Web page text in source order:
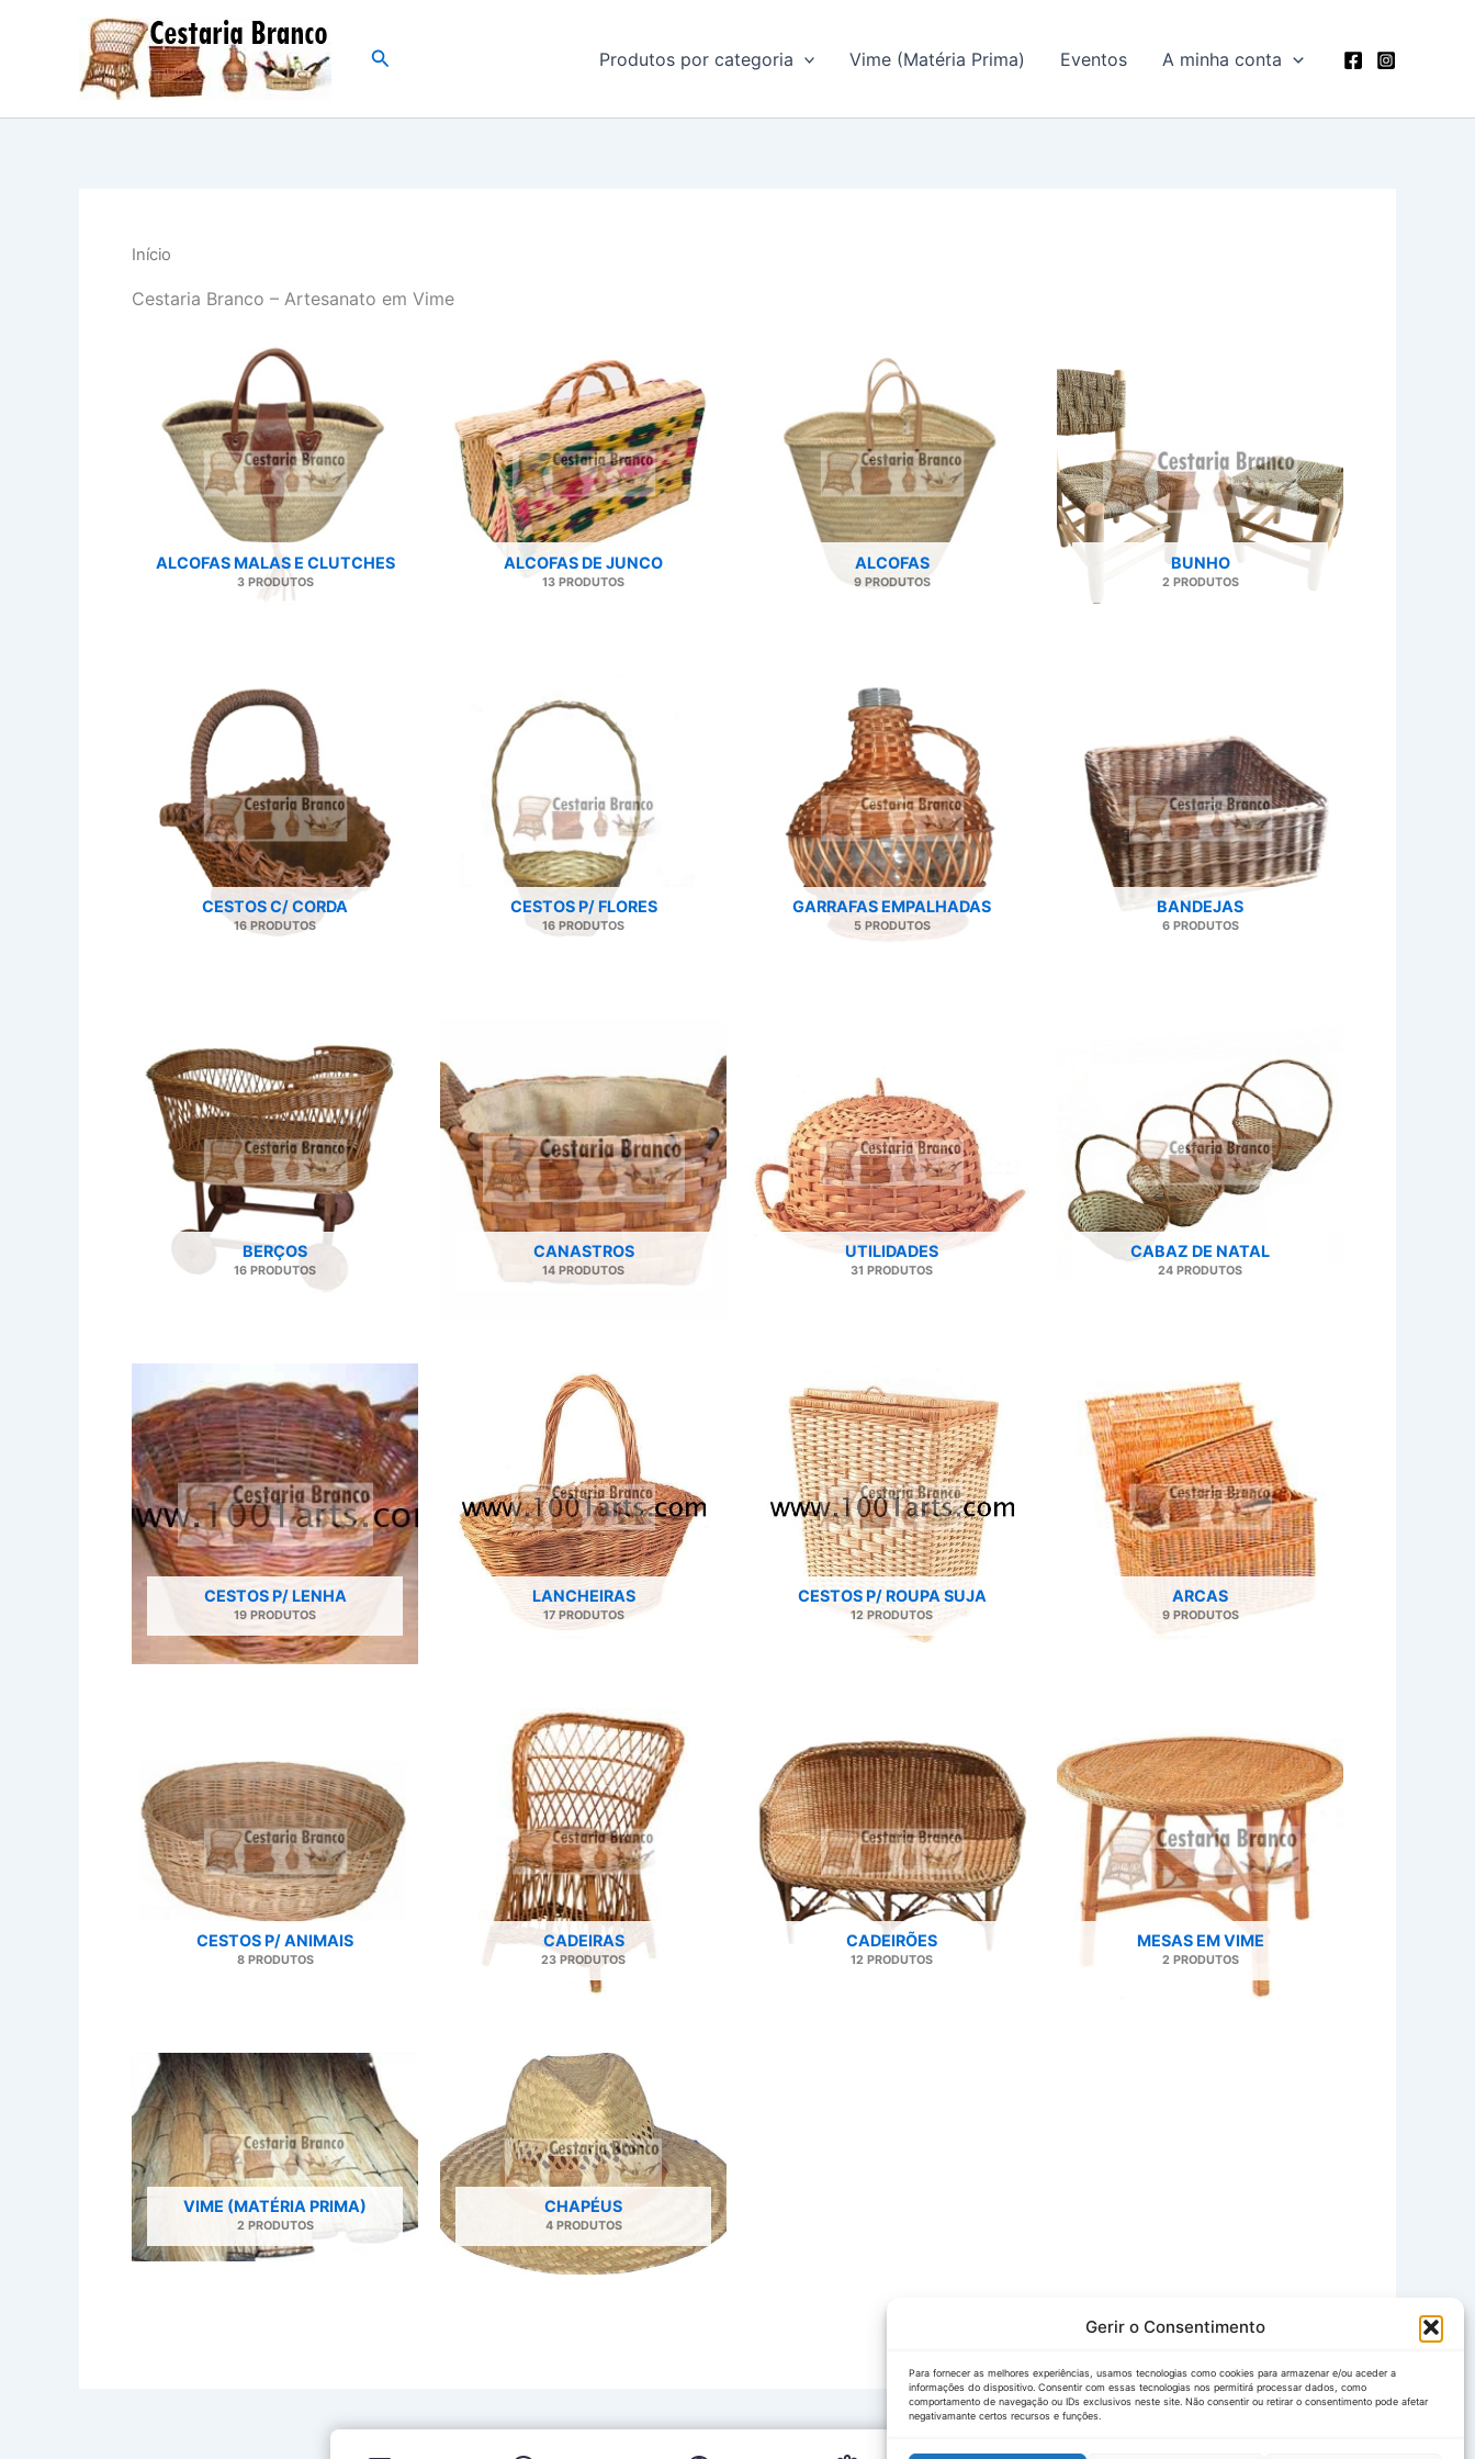
Gerir o Consentimento
Para fornecer as melhores experiências, usamos tecnologias como cookies para armazenar e/ou aceder a
informações do dispositivo. Consentir com essas tecnologias nos permitirá processar dados, como
comportamento de navegação ou IDs exclusivos neste site. Não consentir ou retirar o consentimento pode afetar
negativamante certos recursos e funções.
Search Produtos por categoria Vime (Matéria Prima) Eventos A minha conta
Início
Cestaria Branco – Artesanato em Vime
ALCOFAS MALAS E CLUTCHES
3 PRODUTOS
ALCOFAS DE JUNCO
13 PRODUTOS
ALCOFAS
9 PRODUTOS
BUNHO
2 PRODUTOS
CESTOS C/ CORDA
16 PRODUTOS
CESTOS P/ FLORES
16 PRODUTOS
GARRAFAS EMPALHADAS
5 PRODUTOS
BANDEJAS
6 PRODUTOS
BERÇOS
16 PRODUTOS
CANASTROS
14 PRODUTOS
UTILIDADES
31 PRODUTOS
CABAZ DE NATAL
24 PRODUTOS
CESTOS P/ LENHA
19 PRODUTOS
LANCHEIRAS
17 PRODUTOS
CESTOS P/ ROUPA SUJA
12 PRODUTOS
ARCAS
9 PRODUTOS
CESTOS P/ ANIMAIS
8 PRODUTOS
CADEIRAS
23 PRODUTOS
CADEIRÕES
12 PRODUTOS
MESAS EM VIME
2 PRODUTOS
VIME (MATÉRIA PRIMA)
2 PRODUTOS
CHAPÉUS
4 PRODUTOS